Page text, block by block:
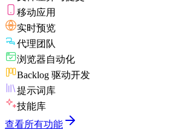
移动应用
实时预览
代理团队
浏览器自动化
Backlog 驱动开发
提示词库
技能库
查看所有功能